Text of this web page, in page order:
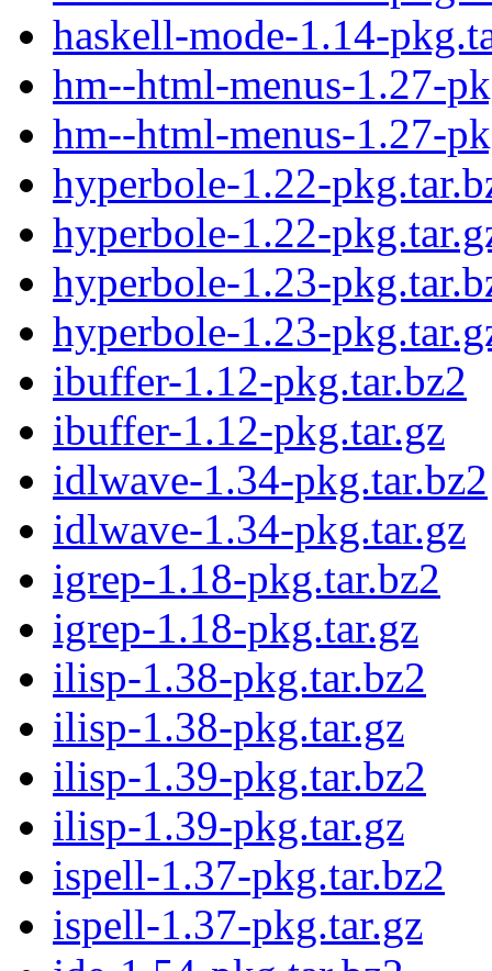
haskell-mode-1.14-
hm--html-menus-1.27-
hm--html-menus-1.27-
hyperbole-1.22-
hyperbole-1.22-
hyperbole-1.23-
hyperbole-1.23-
ibuffer-1.12-pkg.tar.bz2
ibuffer-1.12-pkg.tar.gz
idlwave-1.34-pkg.tar.bz2
idlwave-1.34-pkg.tar.gz
igrep-1.18-pkg.tar.bz2
igrep-1.18-pkg.tar.gz
ilisp-1.38-pkg.tar.bz2
ilisp-1.38-pkg.tar.gz
ilisp-1.39-pkg.tar.bz2
ilisp-1.39-pkg.tar.gz
ispell-1.37-pkg.tar.bz2
ispell-1.37-pkg.tar.gz